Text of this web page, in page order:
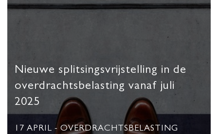
Nieuwe splitsingsvrijstelling in de
overdrachtsbelasting vanaf juli
2025
17 APRIL - OVERDRACHTSBELASTING